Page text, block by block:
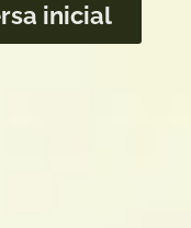
inicial